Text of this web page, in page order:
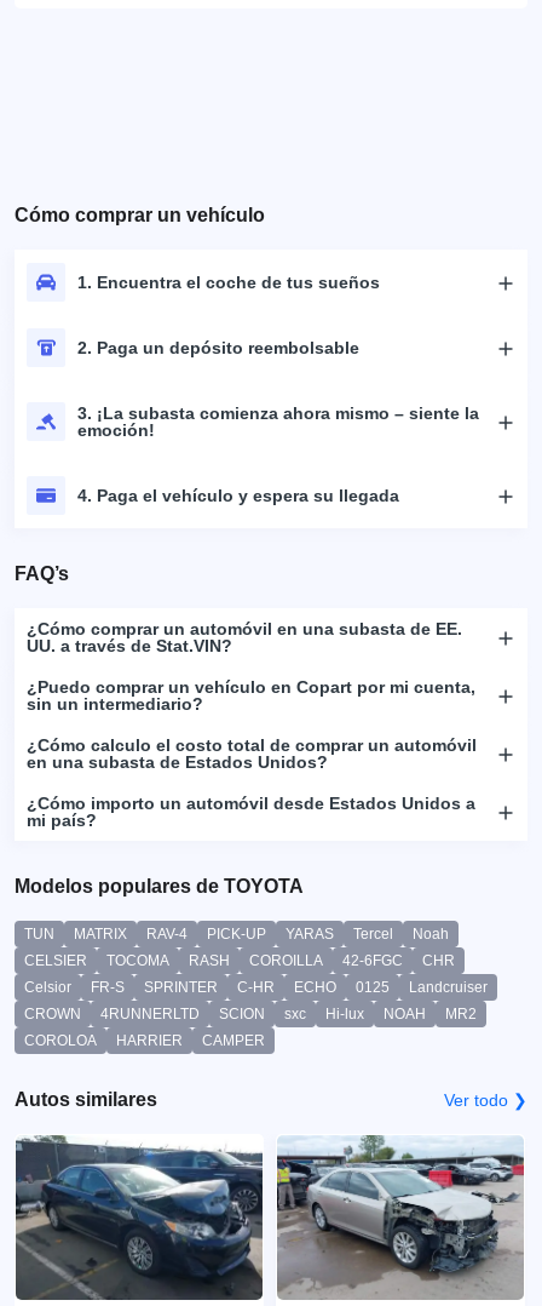
Cómo comprar un vehículo
1. Encuentra el coche de tus sueños
2. Paga un depósito reembolsable
3. ¡La subasta comienza ahora mismo – siente la
emoción!
4. Paga el vehículo y espera su llegada
FAQ’s
¿Cómo comprar un automóvil en una subasta de EE.
UU. a través de Stat.VIN?
¿Puedo comprar un vehículo en Copart por mi cuenta,
sin un intermediario?
¿Cómo calculo el costo total de comprar un automóvil
en una subasta de Estados Unidos?
¿Cómo importo un automóvil desde Estados Unidos a
mi país?
Modelos populares de TOYOTA
TUN MATRIX RAV-4 PICK-UP YARAS Tercel
Noah
CELSIER
TOCOMA RASH COROILLA 42-6FGC
CHR
Celsior
FR-S SPRINTER C-HR ECHO 0125
Landcruiser
CROWN
4RUNNERLTD SCION sxc Hi-lux NOAH
MR2
COROLOA
HARRIER CAMPER
Autos similares Ver todo ❯